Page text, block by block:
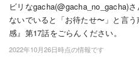
赤ちゃん・育児
子育て・家族
ビリなgacha(@gacha_no_gacha)
ないでいると「お待たせ〜」と言
感』第17話をごらんください。
2022年10月26日時点の情報です